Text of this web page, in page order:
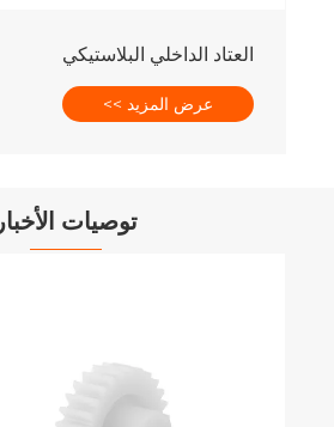
العتاد الداخلي البلاستيكي
عرض المزيد >>
توصيات الأخبار
عرض المزيد >>